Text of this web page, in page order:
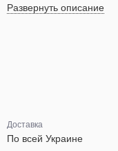
Развернуть описание
Доставка
По всей Украине